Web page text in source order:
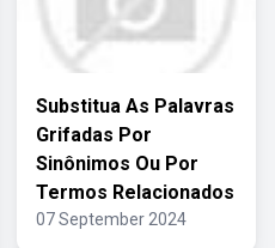
Substitua As Palavras
Grifadas Por
Sinônimos Ou Por
Termos Relacionados
07 September 2024